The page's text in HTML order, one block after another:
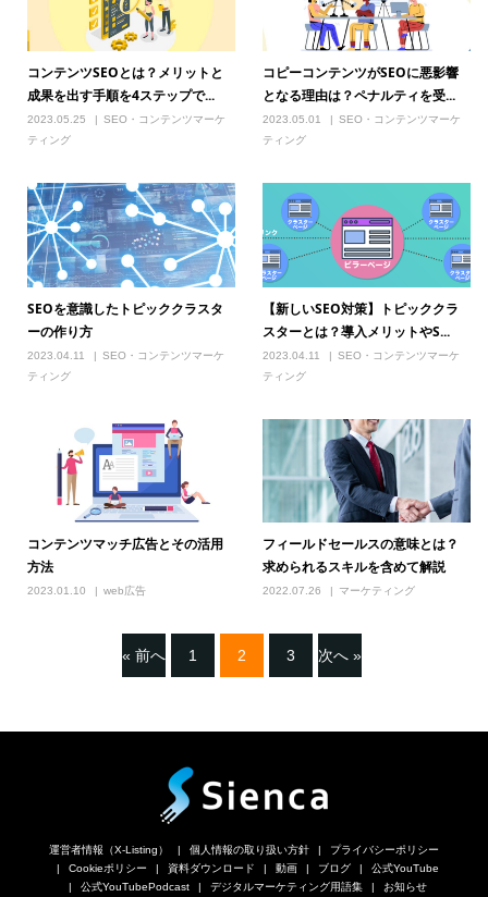
コンテンツSEOとは？メリットと
成果を出す手順を4ステップで...
2023.05.25
SEO・コンテンツマーケ
ティング
コピーコンテンツがSEOに悪影響
となる理由は？ペナルティを受...
2023.05.01
SEO・コンテンツマーケ
ティング
SEOを意識したトピッククラスタ
ーの作り方
2023.04.11
SEO・コンテンツマーケ
ティング
【新しいSEO対策】トピッククラ
スターとは？導入メリットやS...
2023.04.11
SEO・コンテンツマーケ
ティング
コンテンツマッチ広告とその活用
方法
2023.01.10 web広告
フィールドセールスの意味とは？
求められるスキルを含めて解説
2022.07.26 マーケティング
« 前へ 1 2 3 次へ »
運営者情報（X-Listing） 個人情報の取り扱い方針
プライバシーポリシー
Cookieポリシー
資料ダウンロード 動画 ブログ
公式YouTube
公式YouTubePodcast
デジタルマーケティング用語集 お知らせ